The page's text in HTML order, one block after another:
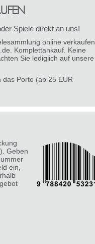
Spiele direkt an uns!
online verkaufen.
Komplettankauf. Keine
Sie lediglich auf unsere
Porto (ab 25 EUR
Geben
ein,